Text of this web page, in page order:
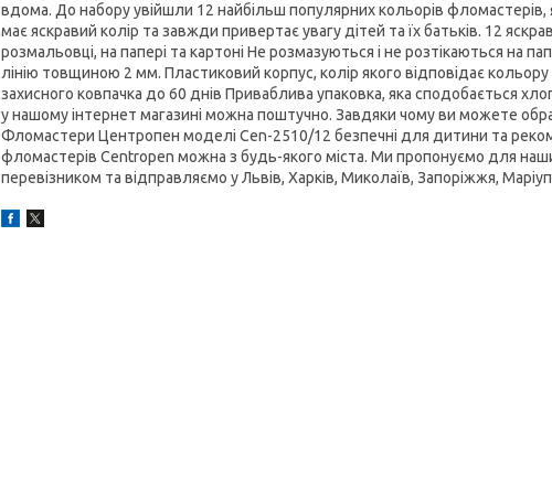
вдома. До набору увійшли 12 найбільш популярних кольорів фломастерів,
має яскравий колір та завжди привертає увагу дітей та їх батьків. 12
розмальовці, на папері та картоні Не розмазуються і не розтікаються на
лінію товщиною 2 мм. Пластиковий корпус, колір якого відповідає
захисного ковпачка до 60 днів Приваблива упаковка, яка сподобається
у нашому інтернет магазині можна поштучно. Завдяки чому ви можете
Фломастери Центропен моделі Cen-2510/12 безпечні для дитини та
фломастерів Centropen можна з будь-якого міста. Ми пропонуємо для
перевізником та відправляємо у Львів, Харків, Миколаїв, Запоріжжя,